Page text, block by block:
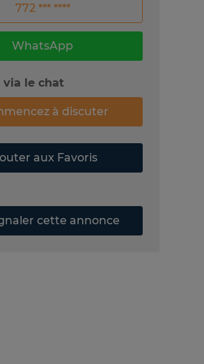
772 *** ****
WhatsApp
via le chat
à discuter
aux Favoris
cette annonce